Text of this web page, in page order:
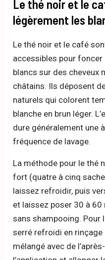
Le thé noir et le
légèrement les
Le thé noir et le café
accessibles pour
blancs sur des cheveux
châtains. Ils déposent
naturels qui colorent
blanche en brun léger.
dure généralement une
fréquence de lavage.
La méthode pour le thé
fort (quatre à cinq
laissez refroidir, puis
et laissez poser 30 à
sans shampooing. Pour
serré refroidi en rinçage
mélangé avec de